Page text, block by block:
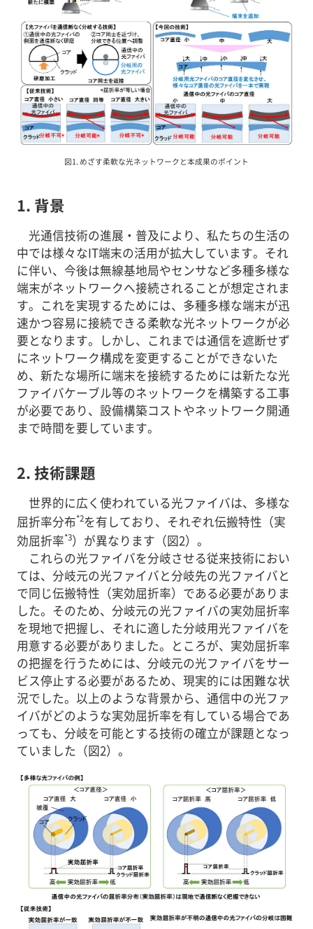
図1. めざす柔軟な光ネットワークと本成果のポイント
1. 背景
光通信技術の進展・普及により、私たちの生活の
中では様々なIT端末の活用が拡大しています。それ
に伴い、今後は無線基地局やセンサなど多種多様な
端末がネットワークへ接続されることが想定されま
す。これを実現するためには、多種多様な端末が迅
速かつ容易に接続できる柔軟な光ネットワークが必
要となります。しかし、これまでは通信を遮断せず
にネットワーク構成を変更することができないた
め、新たな場所に端末を接続するためには新たな光
ファイバケーブル等のネットワークを構築する工事
が必要であり、設備構築コストやネットワーク開通
まで時間を要しています。
2. 技術課題
世界的に広く使われている光ファイバは、多様な
屈折率分布*2を有しており、それぞれ伝搬特性（実
効屈折率*3）が異なります（図2）。
これらの光ファイバを分岐させる従来技術におい
ては、分岐元の光ファイバと分岐先の光ファイバと
で同じ伝搬特性（実効屈折率）である必要がありま
した。そのため、分岐元の光ファイバの実効屈折率
を現地で把握し、それに適した分岐用光ファイバを
用意する必要がありました。ところが、実効屈折率
の把握を行うためには、分岐元の光ファイバをサー
ビス停止する必要があるため、現実的には困難な状
況でした。以上のような背景から、通信中の光ファ
イバがどのような実効屈折率を有している場合であ
っても、分岐を可能とする技術の確立が課題となっ
ていました（図2）。